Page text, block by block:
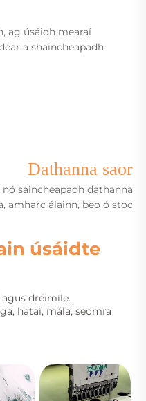
ag úsáidh mearaí
a shaincheapadh
Dathanna saor
saincheapadh dathanna
amharc álainn, beo ó stoc
úsáidte
dréimíle.
hataí, mála, seomra